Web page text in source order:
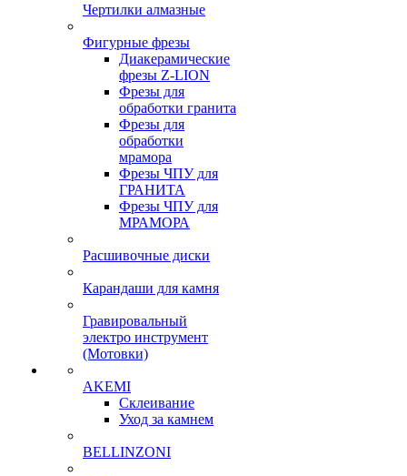
Чертилки алмазные
Фигурные фрезы
Диакерамические
фрезы Z-LION
Фрезы для
обработки гранита
Фрезы для
обработки
мрамора
Фрезы ЧПУ для
ГРАНИТА
Фрезы ЧПУ для
МРАМОРА
Расшивочные диски
Карандаши для камня
Гравировальный
электро инструмент
(Мотовки)
AKEMI
Склеивание
Уход за камнем
BELLINZONI